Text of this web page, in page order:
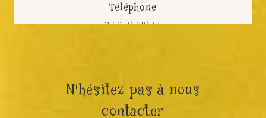
Téléphone
07 81 07 10 55
N'hésitez pas à nous
contacter